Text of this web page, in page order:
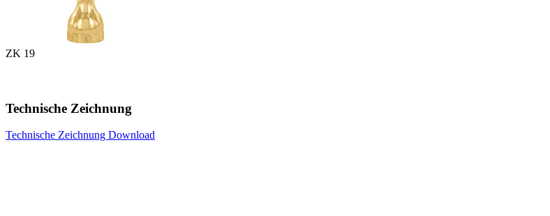
ZK 19
Technische Zeichnung
Technische Zeichnung Download